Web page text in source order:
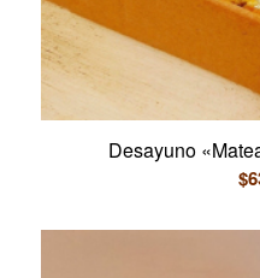
Desayuno
$